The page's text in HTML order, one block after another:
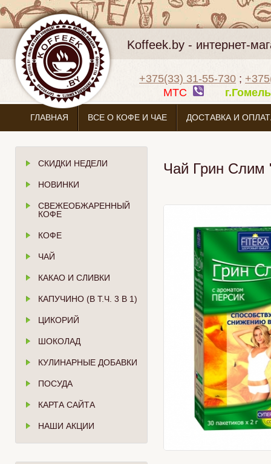
Koffeek.by - интернет-
+375(33) 31-55-730 ;
МТС
ГЛАВНАЯ ВСЕ О КОФЕ И ЧАЕ ДОСТАВКА И
СКИДКИ НЕДЕЛИ
НОВИНКИ
СВЕЖЕОБЖАРЕННЫЙ
КОФЕ
КОФЕ
ЧАЙ
КАКАО И СЛИВКИ
КАПУЧИНО (В Т.Ч. 3 В 1)
ЦИКОРИЙ
ШОКОЛАД
КУЛИНАРНЫЕ ДОБАВКИ
ПОСУДА
КАРТА САЙТА
НАШИ АКЦИИ
Чай Грин Слим